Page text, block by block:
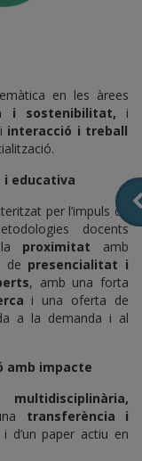
en les àrees
i sostenibilitat, i
interacció i treball
i educativa
per l’impuls de
docents
proximitat amb
de presencialitat i
, amb una forta
i una oferta de
a la demanda i al
amb impacte
transferència i
i d’un paper actiu en